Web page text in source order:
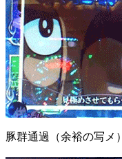
豚群通過（余裕の写メ）